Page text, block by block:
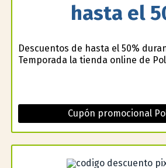
hasta el
Descuentos de hasta el 50%
Temporada la tienda online de
Cupón promocional